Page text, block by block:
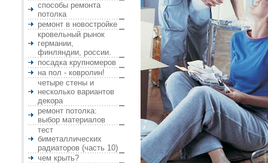
способы ремонта
потолка
ремонт в новостройке
кровельный рынок
германии,
финляндии, россии.
посадка крупномеров
на пол - ковролин!
четыре стены и
несколько вариантов
декора
ремонт потолка:
выбор материалов
тест
биметаллических
радиаторов (часть 10)
чем крыть?